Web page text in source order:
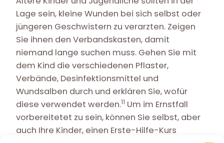
Lage sein, kleine Wunden bei sich selbst oder
jüngeren Geschwistern zu verarzten. Zeigen
Sie ihnen den Verbandskasten, damit
niemand lange suchen muss. Gehen Sie mit
dem Kind die verschiedenen Pflaster,
Verbände, Desinfektionsmittel und
Wundsalben durch und erklären Sie, wofür
diese verwendet werden.11 Um im Ernstfall
vorbereitetet zu sein, können Sie selbst, aber
auch Ihre Kinder, einen Erste-Hilfe-Kurs